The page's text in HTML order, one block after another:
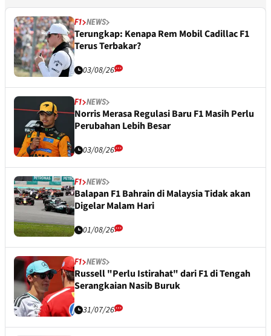
F1 NEWS
Terungkap: Kenapa Rem Mobil Cadillac F1
Terus Terbakar?
03/08/26
F1 NEWS
Norris Merasa Regulasi Baru F1 Masih Perlu
Perubahan Lebih Besar
03/08/26
F1 NEWS
Balapan F1 Bahrain di Malaysia Tidak akan
Digelar Malam Hari
01/08/26
F1 NEWS
Russell "Perlu Istirahat" dari F1 di Tengah
Serangkaian Nasib Buruk
31/07/26